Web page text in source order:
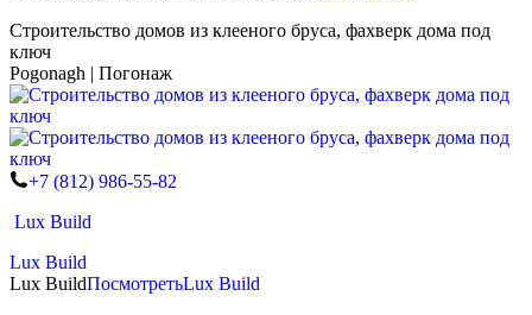
Строительство домов из клееного бруса, фахверк дома под
ключ
Pogonagh | Погонаж
+7 (812) 986-55-82
Lux Build
Lux Build
Lux BuildПосмотретьLux Build